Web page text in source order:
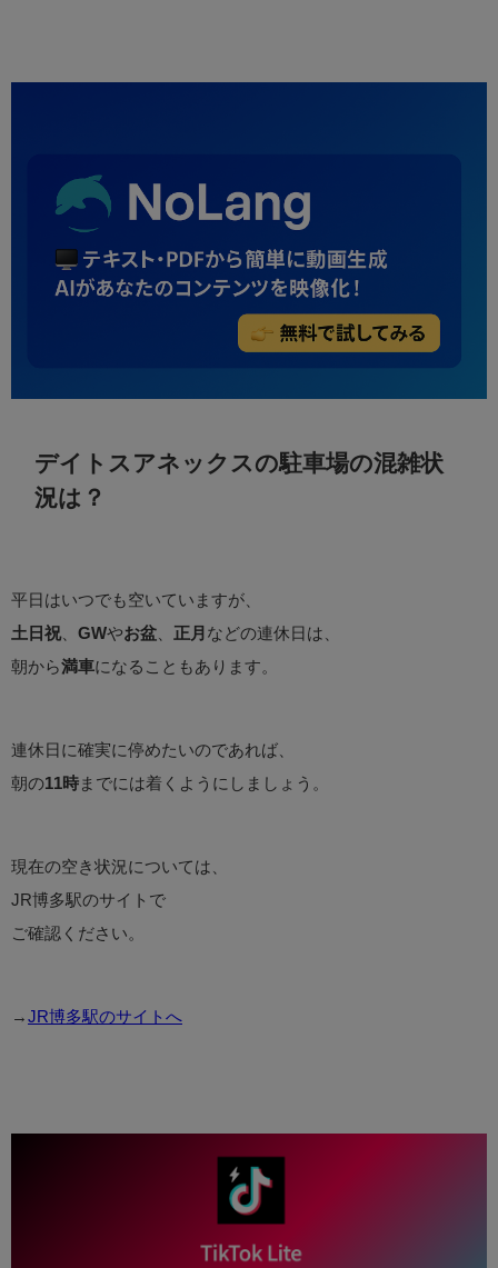
デイトスアネックスの駐車場の混雑状
況は？
平日はいつでも空いていますが、
土日祝
GWや お盆 正月 などの連休日は、
朝から満車になることもあります。
連休日に確実に停めたいのであれば、
朝の11時 までには着くようにしましょう。
現在の空き状況については、
JR博多駅のサイトで
ご確認ください。
→ JR博多駅のサイトへ